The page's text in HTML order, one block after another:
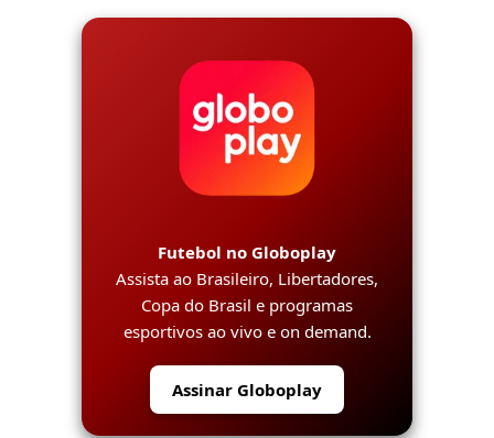
Futebol no Globoplay
Assista ao Brasileiro, Libertadores,
Copa do Brasil e programas
esportivos ao vivo e on demand.
Assinar Globoplay